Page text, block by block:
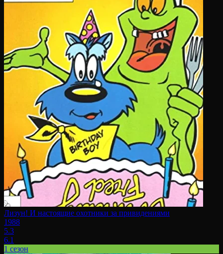
Лизун! И настоящие охотники за привидениями
1988
5.3
6.1
1 сезон